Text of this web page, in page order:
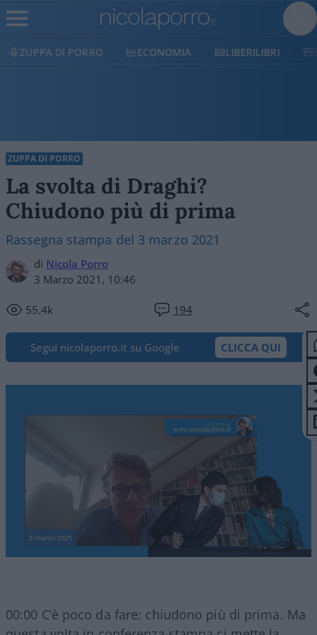
ECONOMIA LIBERILIBRI SHOP SOSTIENICI
ZUPPA DI PORRO
La svolta di Draghi?
Chiudono più di prima
Rassegna stampa del 3 marzo 2021
di Nicola Porro
3 Marzo 2021, 10:46
55.4k 194
Segui nicolaporro.it su Google CLICCA QUI
00:00 C’è poco da fare: chiudono più di prima. Ma